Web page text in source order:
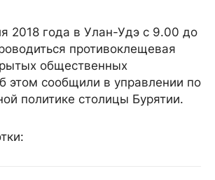
2018 года в Улан-Удэ с 9.00 до
противоклещевая
общественных
этом сообщили в управлении по
политике столицы Бурятии.